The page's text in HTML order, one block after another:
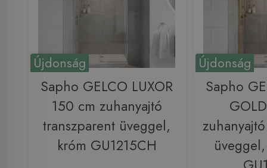
Újdonság
Sapho GELCO LUXOR
150 cm zuhanyajtó
transzparent üveggel,
króm GU1215CH
Újdonság
Sapho